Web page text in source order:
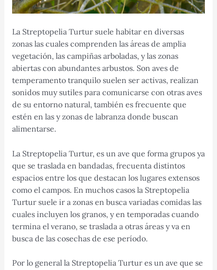
La Streptopelia Turtur suele habitar en diversas
zonas las cuales comprenden las áreas de amplia
vegetación, las campiñas arboladas, y las zonas
abiertas con abundantes arbustos. Son aves de
temperamento tranquilo suelen ser activas, realizan
sonidos muy sutiles para comunicarse con otras aves
de su entorno natural, también es frecuente que
estén en las y zonas de labranza donde buscan
alimentarse.
La Streptopelia Turtur, es un ave que forma grupos ya
que se traslada en bandadas, frecuenta distintos
espacios entre los que destacan los lugares extensos
como el campos. En muchos casos la Streptopelia
Turtur suele ir a zonas en busca variadas comidas las
cuales incluyen los granos, y en temporadas cuando
termina el verano, se traslada a otras áreas y va en
busca de las cosechas de ese período.
Por lo general la Streptopelia Turtur es un ave que se